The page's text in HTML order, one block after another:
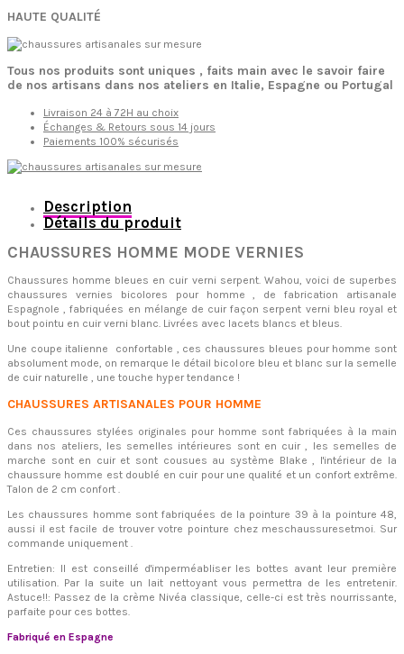
HAUTE QUALITÉ
Tous nos produits sont uniques , faits main avec le savoir faire
de nos artisans dans nos ateliers en Italie, Espagne ou Portugal
Livraison 24 à 72H au choix
Échanges & Retours sous 14 jours
Paiements 100% sécurisés
Description
Détails du produit
CHAUSSURES HOMME MODE VERNIES
Chaussures homme bleues en cuir verni serpent. Wahou, voici de superbes
chaussures vernies bicolores pour homme , de fabrication artisanale
Espagnole , fabriquées en mélange de cuir façon serpent verni bleu royal et
bout pointu en cuir verni blanc. Livrées avec lacets blancs et bleus.
Une coupe italienne confortable , ces chaussures bleues pour homme sont
absolument mode, on remarque le détail bicolore bleu et blanc sur la semelle
de cuir naturelle , une touche hyper tendance !
CHAUSSURES ARTISANALES POUR HOMME
Ces chaussures stylées originales pour homme sont fabriquées à la main
dans nos ateliers, les semelles intérieures sont en cuir , les semelles de
marche sont en cuir et sont cousues au système Blake , l'intérieur de la
chaussure homme est doublé en cuir pour une qualité et un confort extrême.
Talon de 2 cm confort .
Les chaussures homme sont fabriquées de la pointure 39 à la pointure 48,
aussi il est facile de trouver votre pointure chez meschaussuresetmoi. Sur
commande uniquement .
Entretien: Il est conseillé d'imperméabliser les bottes avant leur première
utilisation. Par la suite un lait nettoyant vous permettra de les entretenir.
Astuce!!: Passez de la crème Nivéa classique, celle-ci est très nourrissante,
parfaite pour ces bottes.
Fabriqué en Espagne